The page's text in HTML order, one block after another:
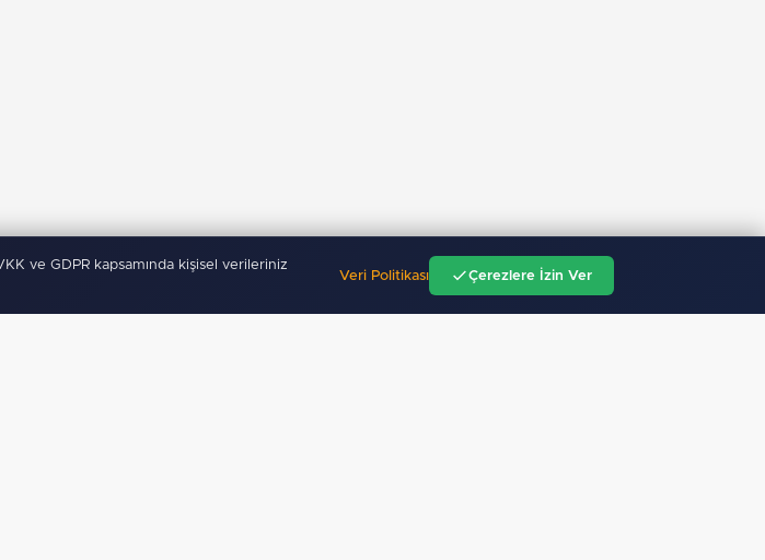
ve GDPR kapsamında kişisel verileriniz
Veri Politikası Çerezlere İzin Ver